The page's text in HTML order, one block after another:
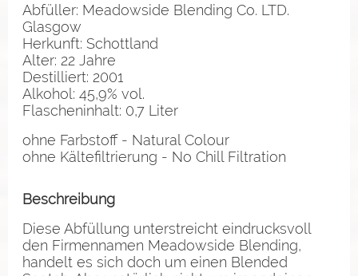
Abfüller: Meadowside Blending Co. LTD.
Glasgow
Herkunft: Schottland
Alter: 22 Jahre
Destilliert: 2001
Alkohol: 45,9% vol.
Flascheninhalt: 0,7 Liter
ohne Farbstoff - Natural Colour
ohne Kältefiltrierung - No Chill Filtration
Beschreibung
Diese Abfüllung unterstreicht eindrucksvoll
den Firmennamen Meadowside Blending,
handelt es sich doch um einen Blended